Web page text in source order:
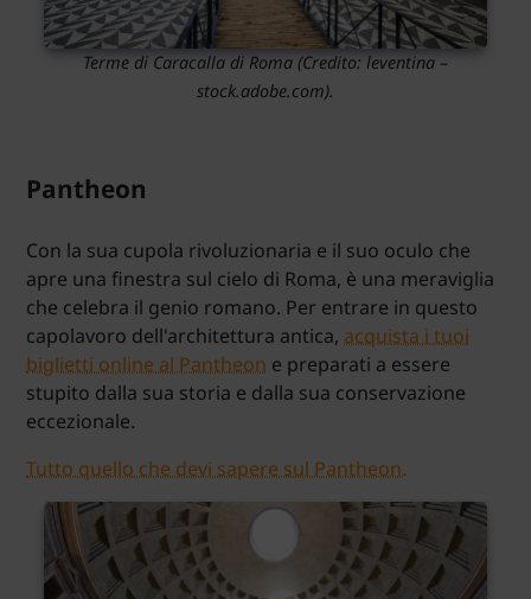
Terme di Caracalla di Roma (Credito: leventina –
stock.adobe.com).
Pantheon
Con la sua cupola rivoluzionaria e il suo oculo che
apre una finestra sul cielo di Roma, è una meraviglia
che celebra il genio romano. Per entrare in questo
capolavoro dell'architettura antica, acquista i tuoi
biglietti online al Pantheon e preparati a essere
stupito dalla sua storia e dalla sua conservazione
eccezionale.
Tutto quello che devi sapere sul Pantheon.